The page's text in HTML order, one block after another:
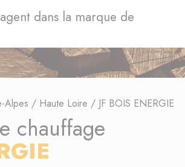
dans la marque de
Alpes / Haute Loire / JF BOIS ENERGIE
chauffage